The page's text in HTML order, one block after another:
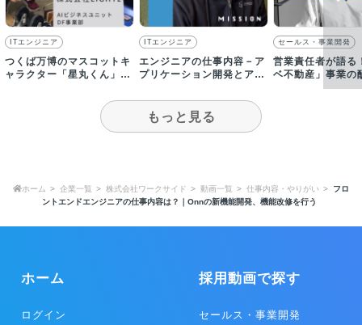
ITエンジニア
つくば万博のマスコットキ
ャラクター「星丸くん」を
ITエンジニア
エンジニアの仕事内容－ア
プリケーション開発とアル
ります
セールス・事業開発
営業責任者が語る
ベ不動産」事業の
仕事のやりがい
もっと見る
ホーム 企業一覧 株式会社ワークサイド 動画一覧 仕事内容・やりがい
フロ
ントエンドエンジニアの仕事内容は？｜Onnの新機能開発、機能改修を行う
ホーム
ログイン
採用動画で探す
セールス・事業開発